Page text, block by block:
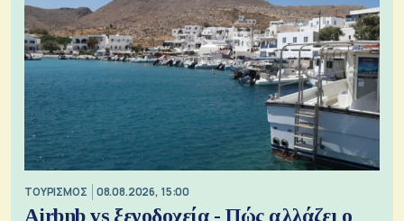
ΤΟΥΡΙΣΜΟΣ 08.08.2026, 15:00
Airbnb vs ξενοδοχεία - Πώς αλλάζει ο